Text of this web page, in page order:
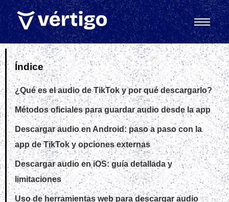
Índice
¿Qué es el audio de TikTok y por qué descargarlo?
Métodos oficiales para guardar audio desde la app
Descargar audio en Android: paso a paso con la
app de TikTok y opciones externas
Descargar audio en iOS: guía detallada y
limitaciones
Uso de herramientas web para descargar audio